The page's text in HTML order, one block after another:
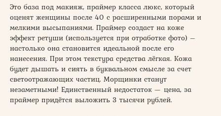
Это база под макияж, праймер класса люкс, который
оценят женщины после 40 с расширенными порами и
мелкими высыпаниями. Праймер создаст на коже
эффект ретуши (используется при отработке фото) –
настолько она становится идеальной после его
нанесения. При этом текстура средства лёгкая. Кожа
будет дышать и сиять в буквальном смысле за счет
светоотражающих частиц. Морщинки станут
незаметными! Единственный недостаток — цена, за
праймер придётся выложить 3 тысячи рублей.